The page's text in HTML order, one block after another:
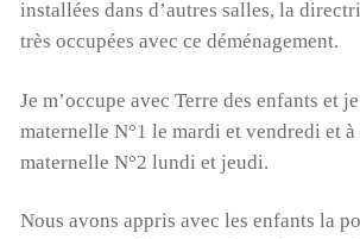
installées dans d’autres salles, la
très occupées avec ce déménagement.
Je m’occupe avec Terre des enfants et
maternelle N°1 le mardi et vendredi et à
maternelle N°2 lundi et jeudi.
Nous avons appris avec les enfants la